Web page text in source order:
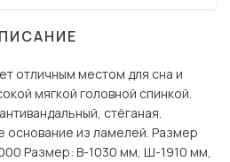
отличным местом для сна и
мягкой головной спинкой.
стёганая.
из ламелей. Размер
Размер: В-1030 мм, Ш-1910 мм,